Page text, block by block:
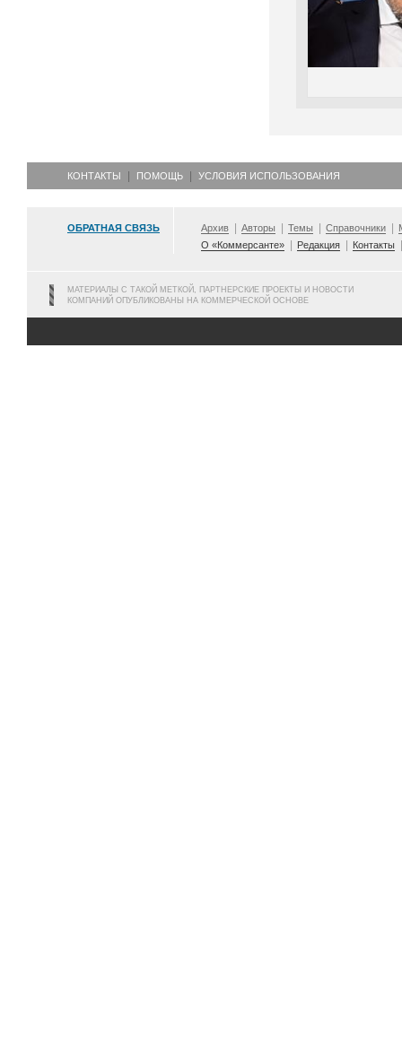
КОНТАКТЫ ПОМОЩЬ УСЛОВИЯ ИСПОЛЬЗОВАНИЯ
ОБРАТНАЯ СВЯЗЬ Архив Авторы Темы Справочники
О «Коммерсанте»
Редакция Контакты
МАТЕРИАЛЫ С ТАКОЙ МЕТКОЙ, ПАРТНЕРСКИЕ ПРОЕКТЫ И НОВОСТИ
КОМПАНИЙ ОПУБЛИКОВАНЫ НА КОММЕРЧЕСКОЙ ОСНОВЕ